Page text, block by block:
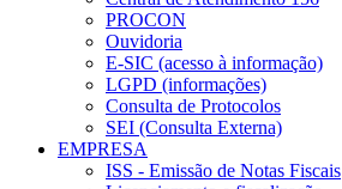
PROCON
Ouvidoria
E-SIC (acesso à informação)
LGPD (informações)
Consulta de Protocolos
SEI (Consulta Externa)
EMPRESA
ISS - Emissão de Notas Fiscais